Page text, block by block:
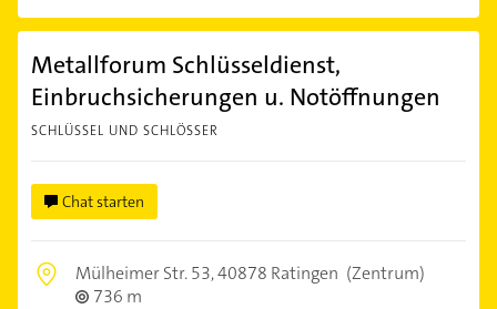
Metallforum Schlüsseldienst,
Einbruchsicherungen u. Notöffnungen
SCHLÜSSEL UND SCHLÖSSER
Chat starten
Mülheimer Str. 53,40878 Ratingen (Zentrum)
736 m